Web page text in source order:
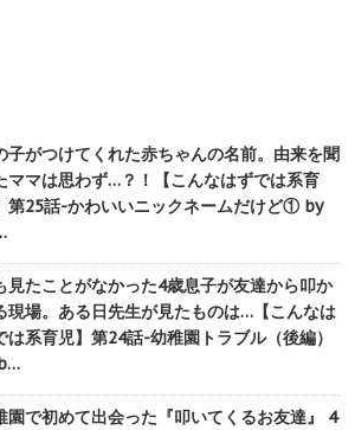
子がつけてくれた赤ちゃんの名前。由来を聞
ママは思わず…？！【こんなはずでは系育
第25話-かわいいニックネームだけど① by
見たことがなかった4歳息子が友達から叩か
現場。ある日先生が見たものは…【こんなは
は系育児】第24話-幼稚園トラブル（後編）
園で初めて出会った『叩いてくるお友達』 4